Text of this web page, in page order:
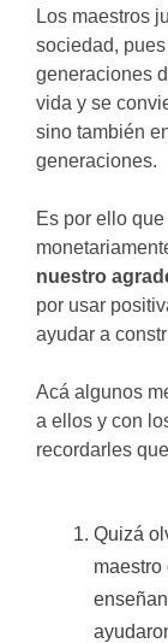
Los maestros
sociedad,
generaciones
vida y se
sino también
generaciones.
Es por ello
nuestro
por usar
ayudar a
Acá algunos
a ellos y con
recordarles
Quizá
maestro